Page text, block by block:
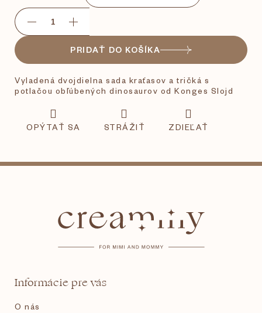
PRIDAŤ DO KOŠÍKA
Vyladená dvojdielna sada kraťasov a tričká s
potlačou obľúbených dinosaurov od Konges Slojd
OPÝTAŤ SA STRÁŽIŤ ZDIEĽAŤ
Informácie pre vás
O nás